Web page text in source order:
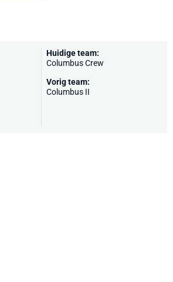
Huidige team:
Columbus Crew
Vorig team:
Columbus II